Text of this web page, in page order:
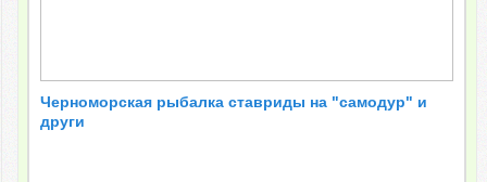
Черноморская рыбалка ставриды на "самодур" и
други